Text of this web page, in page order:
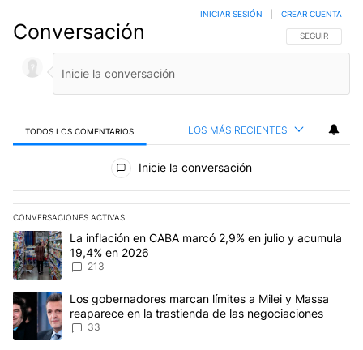
Conversación SIGA ESTA
SEGUIR
INICIAR SESIÓN CREAR CUENTA
TODOS LOS COMENTARIOS LOS MÁS RECIENTES
Todos los comentarios
Inicie la conversación
CONVERSACIONES ACTIVAS
Este listado muestra los artículos con más comentarios en los
Un artículo de tendencia con el título "La inflación en CABA
La inflación en CABA marcó 2,9% en julio y acumula
19,4% en 2026
213
Un artículo de tendencia con el título "Los gobernadores
Los gobernadores marcan límites a Milei y Massa
reaparece en la trastienda de las negociaciones
33